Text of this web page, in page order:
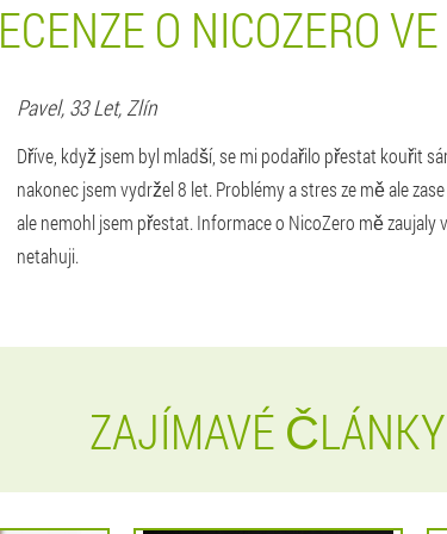
O NICOZERO
Pavel, 33 Let,Zlín
Dříve, když jsem byl mladší, se mi podařilo přestat kouřit
nakonec jsem vydržel 8 let. Problémy a stres ze mě ale
ale nemohl jsem přestat. Informace o NicoZero mě
netahuji.
ZAJÍMAVÉ ČLÁNKY